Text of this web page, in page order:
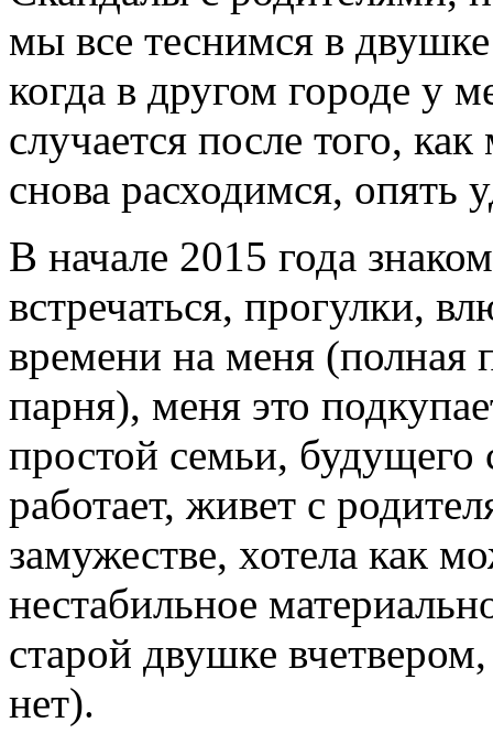
мы все теснимся в
когда в другом городе у
случается после того,
снова расходимся, опять
В начале 2015 года
встречаться, прогулки,
времени на меня (полная
парня), меня это
простой семьи, будущего
работает, живет с
замужестве, хотела как
нестабильное
старой двушке
нет).